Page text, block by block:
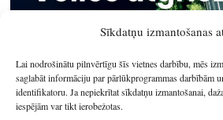
Sīkdatņu izmantošanas
Lai nodrošinātu pilnvērtīgu šīs vietnes darbību, mēs
saglabāt informāciju par pārlūkprogrammas darbībām
identifikatoru. Ja nepiekrītat sīkdatņu izmantošanai,
iespējām var tikt ierobežotas.